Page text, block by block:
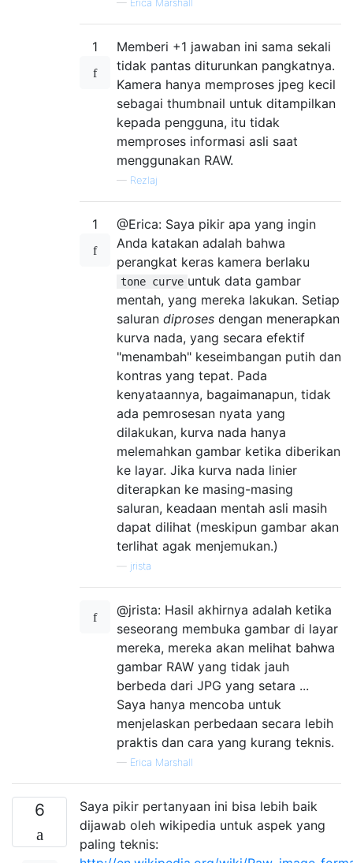
— Erica Marshall
1
Memberi +1 jawaban ini sama sekali
tidak pantas diturunkan pangkatnya.
Kamera hanya memproses jpeg kecil
sebagai thumbnail untuk ditampilkan
kepada pengguna, itu tidak
memproses informasi asli saat
menggunakan RAW.
— Rezlaj
1
@Erica: Saya pikir apa yang ingin
Anda katakan adalah bahwa
perangkat keras kamera berlaku
tone curve untuk data gambar
mentah, yang mereka lakukan. Setiap
saluran diproses dengan menerapkan
kurva nada, yang secara efektif
"menambah" keseimbangan putih dan
kontras yang tepat. Pada
kenyataannya, bagaimanapun, tidak
ada pemrosesan nyata yang
dilakukan, kurva nada hanya
melemahkan gambar ketika diberikan
ke layar. Jika kurva nada linier
diterapkan ke masing-masing
saluran, keadaan mentah asli masih
dapat dilihat (meskipun gambar akan
terlihat agak menjemukan.)
jrista
@jrista: Hasil akhirnya adalah ketika
seseorang membuka gambar di layar
mereka, mereka akan melihat bahwa
gambar RAW yang tidak jauh
berbeda dari JPG yang setara ...
Saya hanya mencoba untuk
menjelaskan perbedaan secara lebih
praktis dan cara yang kurang teknis.
— Erica Marshall
6
Saya pikir pertanyaan ini bisa lebih baik
dijawab oleh wikipedia untuk aspek yang
paling teknis: